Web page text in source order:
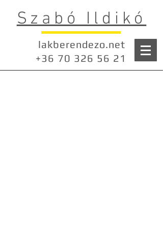
Szabó Ildikó
lakberendezo.net
+36 70 326 56 21